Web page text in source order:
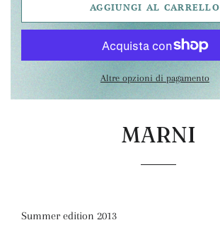
AGGIUNGI AL CARRELLO
Altre opzioni di pagamento
MARNI
Summer edition 2013